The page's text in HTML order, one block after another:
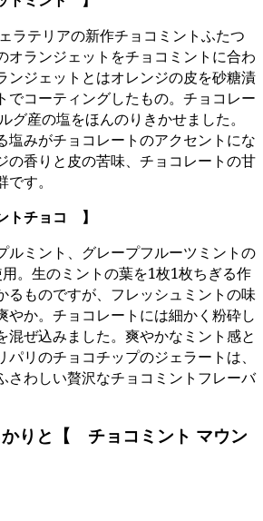
ラテリアの新作チョコミントふたつ
オランジェットをチョコミントに合わ
ンジェットとはオレンジの皮を砂糖漬
でコーティングしたもの。チョコレー
グ産の塩をほんのりきかせました。
塩みがチョコレートのアクセントにな
の香りと皮の苦味、チョコレートの甘
す。
トチョコ 】
ルミント、グレープフルーツミントの
。生のミントの葉を1枚1枚ちぎる作
るものですが、フレッシュミントの味
やか。チョコレートには細かく粉砕し
混ぜ込みました。爽やかなミント感と
リのチョコチップのジェラートは、
さわしい贅沢なチョコミントフレーバ
りと【 チョコミント マウン